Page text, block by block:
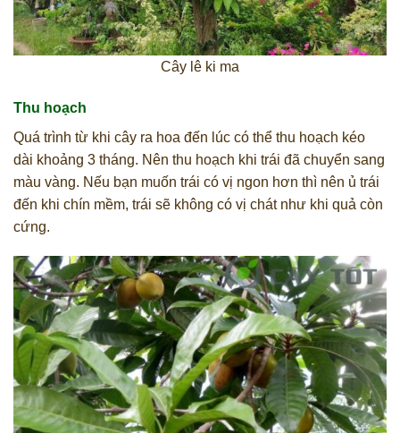
Cây lê ki ma
Thu hoạch
Quá trình từ khi cây ra hoa đến lúc có thể thu hoạch kéo
dài khoảng 3 tháng. Nên thu hoạch khi trái đã chuyển sang
màu vàng. Nếu bạn muốn trái có vị ngon hơn thì nên ủ trái
đến khi chín mềm, trái sẽ không có vị chát như khi quả còn
cứng.